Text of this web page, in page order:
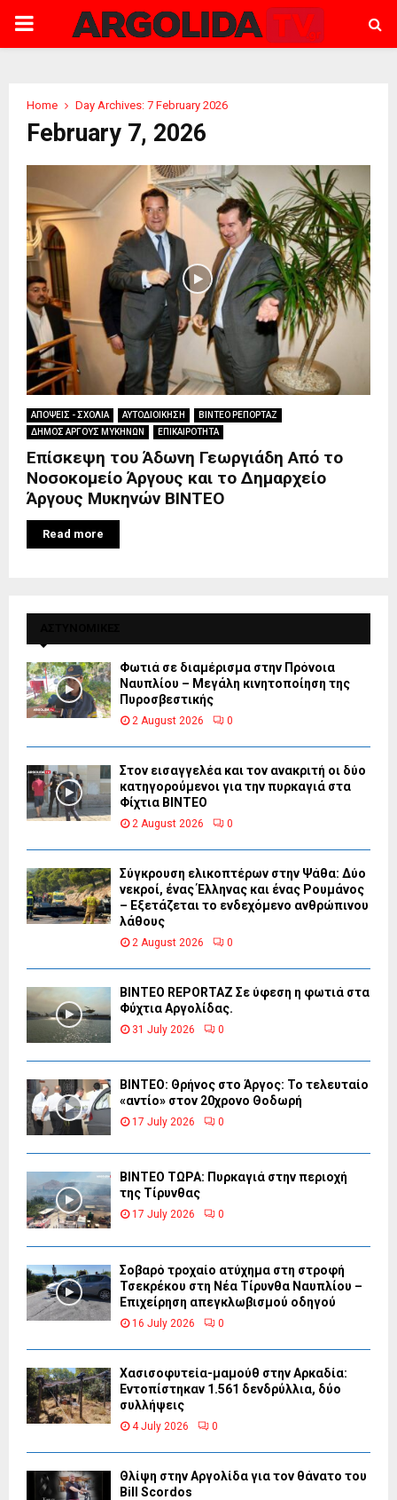
PRIMARY
Home Day Archives: 7 February 2026
February 7, 2026
ΑΠΟΨΕΙΣ - ΣΧΟΛΙΑ ΑΥΤΟΔΙΟΙΚΗΣΗ
ΒΙΝΤΕΟ ΡΕΠΟΡΤΑΖ
ΔΗΜΟΣ ΑΡΓΟΥΣ ΜΥΚΗΝΩΝ
ΕΠΙΚΑΙΡΟΤΗΤΑ
Επίσκεψη του Άδωνη Γεωργιάδη Από το
Νοσοκομείο Άργους και το Δημαρχείο
Άργους Μυκηνών ΒΙΝΤΕΟ
Read more
Φωτιά σε διαμέρισμα στην Πρόνοια
Ναυπλίου – Μεγάλη κινητοποίηση της
Πυροσβεστικής
2 August 2026 0
Στον εισαγγελέα και τον ανακριτή οι δύο
κατηγορούμενοι για την πυρκαγιά στα
Φίχτια ΒΙΝΤΕΟ
2 August 2026 0
Σύγκρουση ελικοπτέρων στην Ψάθα: Δύο
νεκροί, ένας Έλληνας και ένας Ρουμάνος
– Εξετάζεται το ενδεχόμενο ανθρώπινου
λάθους
2 August 2026 0
BINTEO REPORTAZ Σε ύφεση η φωτιά στα
Φύχτια Αργολίδας.
31 July 2026 0
ΒΙΝΤΕΟ: Θρήνος στο Άργος: Το τελευταίο
«αντίο» στον 20χρονο Θοδωρή
17 July 2026 0
ΒΙΝΤΕΟ ΤΩΡΑ: Πυρκαγιά στην περιοχή
της Τίρυνθας
17 July 2026 0
Σοβαρό τροχαίο ατύχημα στη στροφή
Τσεκρέκου στη Νέα Τίρυνθα Ναυπλίου –
Επιχείρηση απεγκλωβισμού οδηγού
16 July 2026 0
Χασισοφυτεία-μαμούθ στην Αρκαδία:
Εντοπίστηκαν 1.561 δενδρύλλια, δύο
συλλήψεις
4 July 2026 0
Θλίψη στην Αργολίδα για τον θάνατο του
Bill Scordos